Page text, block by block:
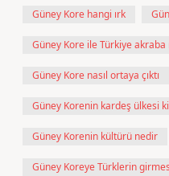
Güney Kore hangi ırk
Güney Kore ile Türkiye akraba
Güney Kore nasıl ortaya çıktı
Güney Korenin kardeş ülkesi
Güney Korenin kültürü nedir
Güney Koreye Türklerin